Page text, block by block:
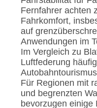
Fernfahrer achten
Fahrkomfort,
auf
Anwendungen im
Im Vergleich zu
Luftfederung
Für Regionen mit
und begrenzten
bevorzugen einige